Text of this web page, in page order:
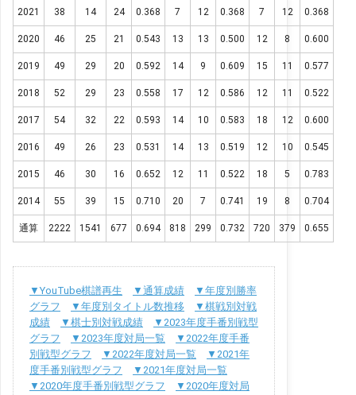
2021 38 14 24 0.368 7 12 0.368 7 12 0.368
2020 46 25 21 0.543 13 13 0.500 12 8 0.600
2019 49 29 20 0.592 14 9 0.609 15 11 0.577
2018 52 29 23 0.558 17 12 0.586 12 11 0.522
2017 54 32 22 0.593 14 10 0.583 18 12 0.600
2016 49 26 23 0.531 14 13 0.519 12 10 0.545
2015 46 30 16 0.652 12 11 0.522 18 5 0.783
2014 55 39 15 0.710 20 7 0.741 19 8 0.704
通算 2222 1541 677 0.694 818 299 0.732 720 379 0.655
▼YouTube棋譜再生 ▼通算成績
▼年度別勝率
グラフ
▼年度別タイトル数推移
▼棋戦別対戦
成績
▼棋士別対戦成績
▼2023年度手番別戦型
グラフ
▼2023年度対局一覧
▼2022年度手番
別戦型グラフ
▼2022年度対局一覧
▼2021年
度手番別戦型グラフ
▼2021年度対局一覧
▼2020年度手番別戦型グラフ
▼2020年度対局